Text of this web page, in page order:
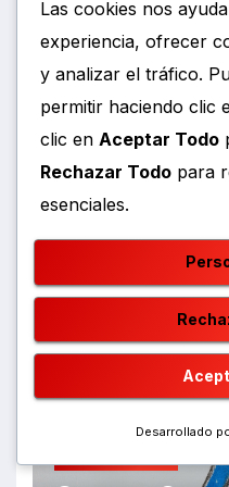
ExpoEmpleo
ofrece 1.220
laborales
AGOSTO 7, 2026
Arte Y Cultura
KEI LINCH
VERSIÓN EN
PODEROSO
AGOSTO 7, 2026
Las cookies nos
experiencia, ofrecer
y analizar el tráfico.
permitir haciendo clic
clic en Aceptar Todo
Rechazar Todo para
esenciales.
Desarrollado